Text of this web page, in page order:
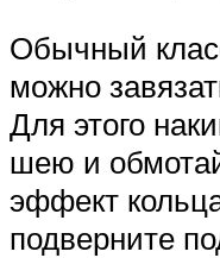
Обычный
можно
Для этого
шею и
эффект
подверните